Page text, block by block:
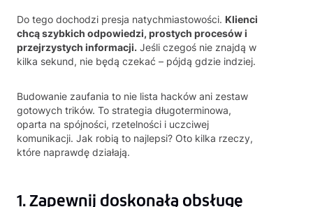
Do tego dochodzi presja natychmiastowości. Klienci
chcą szybkich odpowiedzi, prostych procesów i
przejrzystych informacji. Jeśli czegoś nie znajdą w
kilka sekund, nie będą czekać – pójdą gdzie indziej.
Budowanie zaufania to nie lista hacków ani zestaw
gotowych trików. To strategia długoterminowa,
oparta na spójności, rzetelności i uczciwej
komunikacji. Jak robią to najlepsi? Oto kilka rzeczy,
które naprawdę działają.
1. Zapewnij doskonałą obsługę